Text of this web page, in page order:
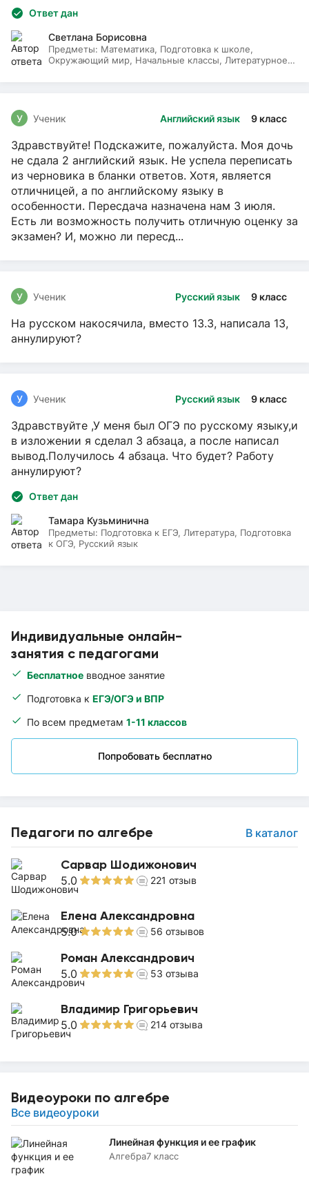
Индивидуальные онлайн-
занятия с педагогами
Бесплатное вводное занятие
Подготовка к ЕГЭ/ОГЭ и ВПР
По всем предметам 1-11 классов
Попробовать бесплатно
Педагоги по алгебре В каталог
Сарвар Шодижонович
5.0 221 отзыв
Елена Александровна
5.0 56 отзывов
Роман Александрович
5.0 53 отзыва
Владимир Григорьевич
5.0 214 отзыва
Видеоуроки по алгебре
Все видеоуроки
Линейная функция и ее график
Алгебра7 класс
Ответ дан
Светлана Борисовна
Предметы: Математика, Подготовка к школе,
Окружающий мир, Начальные классы, Литературное
Английский язык 9 класс
У Ученик
Здравствуйте! Подскажите, пожалуйста. Моя дочь
не сдала 2 английский язык. Не успела переписать
из черновика в бланки ответов. Хотя, является
отличницей, а по английскому языку в
особенности. Пересдача назначена нам 3 июля.
Есть ли возможность получить отличную оценку за
экзамен? И, можно ли пересд...
Русский язык 9 класс
У Ученик
На русском накосячила, вместо 13.3, написала 13,
аннулируют?
Русский язык 9 класс
У Ученик
Здравствуйте ,У меня был ОГЭ по русскому языку,и
в изложении я сделал 3 абзаца, а после написал
вывод.Получилось 4 абзаца. Что будет? Работу
аннулируют?
Ответ дан
Тамара Кузьминична
Предметы: Подготовка к ЕГЭ, Литература, Подготовка
к ОГЭ, Русский язык